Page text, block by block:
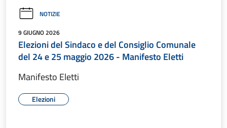
NOTIZIE
9 GIUGNO 2026
Elezioni del Sindaco e del Consiglio Comunale
del 24 e 25 maggio 2026 - Manifesto Eletti
Manifesto Eletti
Elezioni